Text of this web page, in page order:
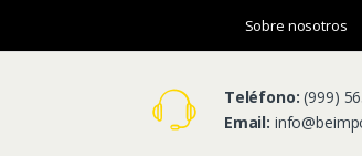
Sobre nosotros
Teléfono: (999)
Email: info@